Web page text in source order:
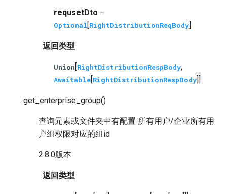
requsetDto –
Optional[RightDistributionReqBody]
返回类型
Union[RightDistributionRespBody,
Awaitable[RightDistributionRespBody]]
get_enterprise_group()
查询元素或文件夹中有配置 所有用户/企业所有用
户组权限对应的组id
2.8.0版本
返回类型